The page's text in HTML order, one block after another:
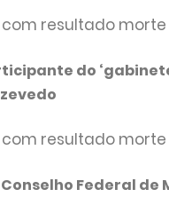
resultado morte
do
resultado morte
Federal de